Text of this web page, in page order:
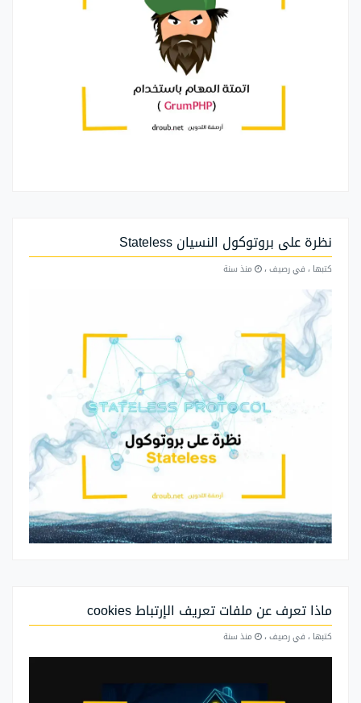
نظرة على بروتوكول النسيان Stateless
كتبها ، في رصيف ، منذ سنة
ماذا تعرف عن ملفات تعريف الإرتباط cookies
كتبها ، في رصيف ، منذ سنة